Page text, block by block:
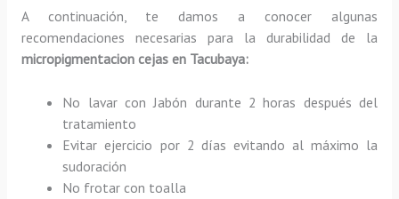
A continuación, te damos a conocer algunas
recomendaciones necesarias para la durabilidad de la
micropigmentacion cejas en Tacubaya:
No lavar con Jabón durante 2 horas después del
tratamiento
Evitar ejercicio por 2 días evitando al máximo la
sudoración
No frotar con toalla